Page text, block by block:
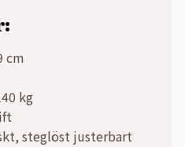
cm
kg
steglöst justerbart